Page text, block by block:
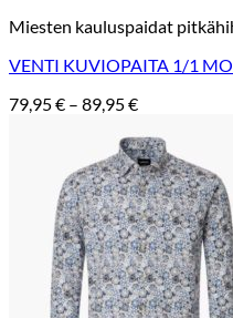
Miesten kauluspaidat
VENTI KUVIOPAITA 1/1
79,95€ – 89,95€Hintaluokka:
-
89,95 €